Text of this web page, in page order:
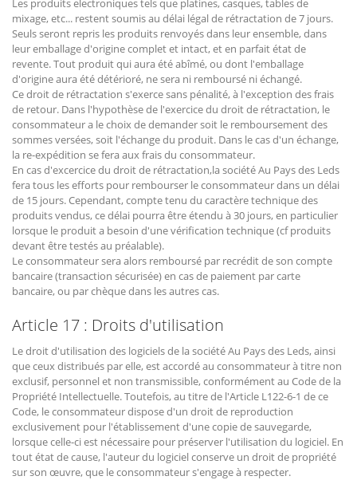
Les produits electroniques tels que platines, casques, tables de
mixage, etc... restent soumis au délai légal de rétractation de 7 jours.
Seuls seront repris les produits renvoyés dans leur ensemble, dans
leur emballage d'origine complet et intact, et en parfait état de
revente. Tout produit qui aura été abîmé, ou dont l'emballage
d'origine aura été détérioré, ne sera ni remboursé ni échangé.
Ce droit de rétractation s'exerce sans pénalité, à l'exception des frais
de retour. Dans l'hypothèse de l'exercice du droit de rétractation, le
consommateur a le choix de demander soit le remboursement des
sommes versées, soit l'échange du produit. Dans le cas d'un échange,
la re-expédition se fera aux frais du consommateur.
En cas d'excercice du droit de rétractation,la société Au Pays des Leds
fera tous les efforts pour rembourser le consommateur dans un délai
de 15 jours. Cependant, compte tenu du caractère technique des
produits vendus, ce délai pourra être étendu à 30 jours, en particulier
lorsque le produit a besoin d'une vérification technique (cf produits
devant être testés au préalable).
Le consommateur sera alors remboursé par recrédit de son compte
bancaire (transaction sécurisée) en cas de paiement par carte
bancaire, ou par chèque dans les autres cas.
Article 17 : Droits d'utilisation
Le droit d'utilisation des logiciels de la société Au Pays des Leds, ainsi
que ceux distribués par elle, est accordé au consommateur à titre non
exclusif, personnel et non transmissible, conformément au Code de la
Propriété Intellectuelle. Toutefois, au titre de l'Article L122-6-1 de ce
Code, le consommateur dispose d'un droit de reproduction
exclusivement pour l'établissement d'une copie de sauvegarde,
lorsque celle-ci est nécessaire pour préserver l'utilisation du logiciel. En
tout état de cause, l'auteur du logiciel conserve un droit de propriété
sur son œuvre, que le consommateur s'engage à respecter.